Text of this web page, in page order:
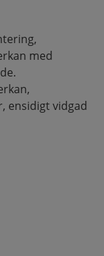
med
ensidigt vidgad